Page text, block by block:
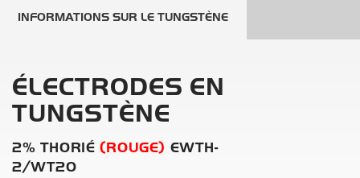
INFORMATIONS SUR LE TUNGSTÈNE
ÉLECTRODES EN
TUNGSTÈNE
2% THORIÉ (ROUGE) EWTH-
2/WT20